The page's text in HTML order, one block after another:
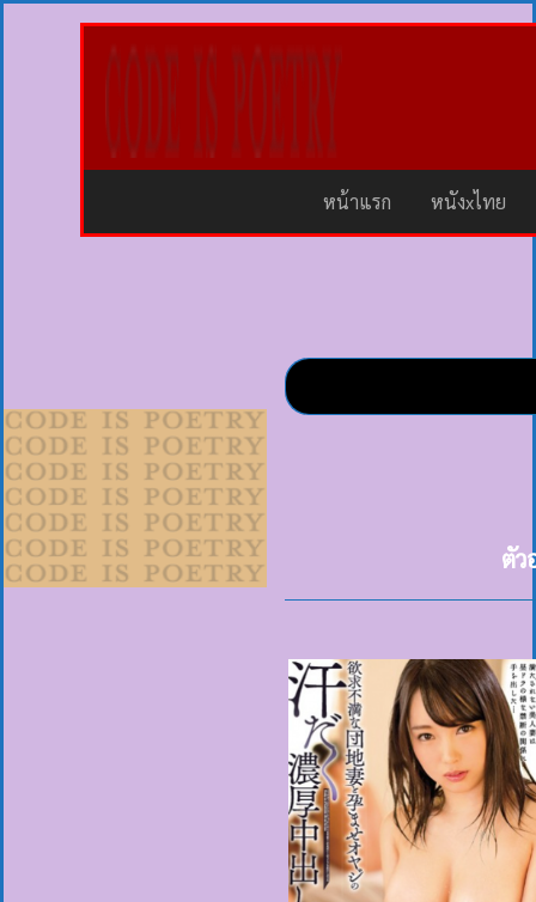
หน้าแรก หนังxไทย
ตัว